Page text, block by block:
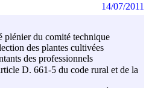
plénier du comité technique
des plantes cultivées
des professionnels
D. 661-5 du code rural et de la
14/07/2011